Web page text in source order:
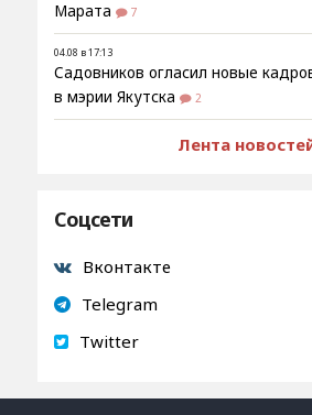
Марата
7
04.08 в 17:13
Садовников огласил новые
в мэрии Якутска
2
Лента
Соцсети
Вконтакте
Telegram
Twitter